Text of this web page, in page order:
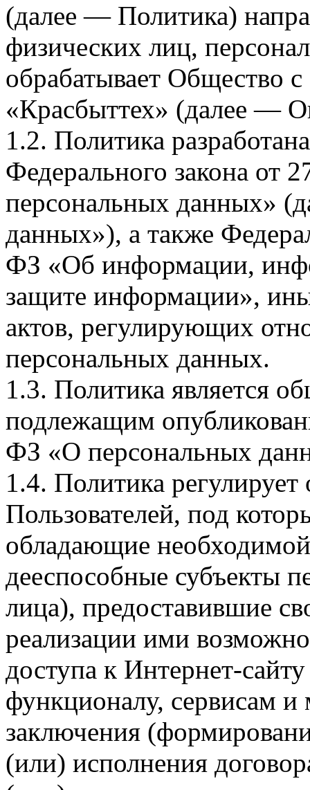
(далее — Политика)
физических лиц,
обрабатывает Общество
«Красбыттех» (далее —
1.2. Политика
Федерального закона
персональных данных»
данных»), а также
ФЗ «Об информации,
защите информации»,
актов, регулирующих
персональных данных.
1.3. Политика является
подлежащим
ФЗ «О персональных
1.4. Политика
Пользователей, под
обладающие
дееспособные субъекты
лица), предоставившие
реализации ими
доступа к Интернет-
функционалу, сервисам и
заключения
(или) исполнения